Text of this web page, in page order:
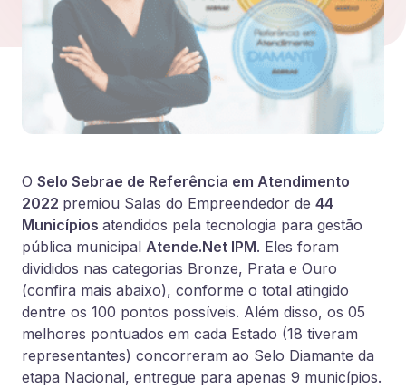
O Selo Sebrae de Referência em Atendimento
2022 premiou Salas do Empreendedor de 44
Municípios atendidos pela tecnologia para gestão
pública municipal Atende.Net IPM. Eles foram
divididos nas categorias Bronze, Prata e Ouro
(confira mais abaixo), conforme o total atingido
dentre os 100 pontos possíveis. Além disso, os 05
melhores pontuados em cada Estado (18 tiveram
representantes) concorreram ao Selo Diamante da
etapa Nacional, entregue para apenas 9 municípios.